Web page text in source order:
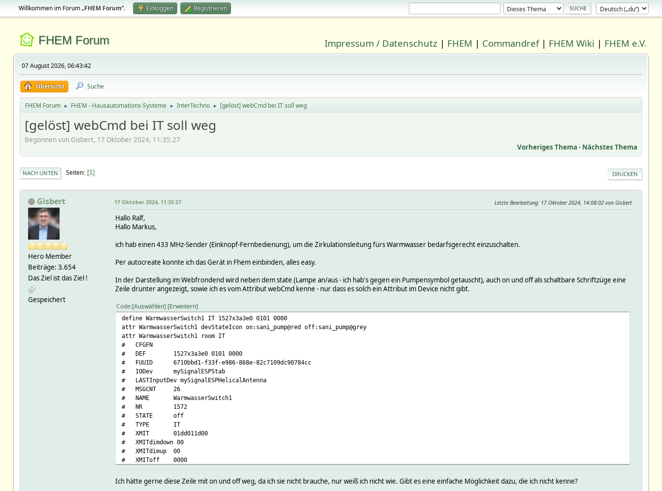
Willkommen im Forum „FHEM Forum“. Einloggen Registrieren
FHEM Forum Impressum / Datenschutz | FHEM | Commandref| FHEM Wiki | FHEM e.V.
07 August 2026, 06:43:42
Übersicht Suche
FHEM Forum ► FHEM - Hausautomations-Systeme ► InterTechno ► [gelöst] webCmd bei IT soll weg
[gelöst] webCmd bei IT soll weg
Begonnen von Gisbert, 17 Oktober 2024, 11:35:27
Vorheriges Thema - Nächstes Thema
DRUCKEN
NACH UNTEN Seiten 1
Gisbert
Hero Member
Beiträge: 3.654
Das Ziel ist das Ziel !
Gespeichert
17 Oktober 2024, 11:35:27 Letzte Bearbeitung: 17 Oktober 2024, 14:08:02 von Gisbert
Hallo Ralf,
Hallo Markus,
ich hab einen 433 MHz-Sender (Einknopf-Fernbedienung), um die Zirkulationsleitung fürs Warmwasser bedarfsgerecht einzuschalten.
Per autocreate konnte ich das Gerät in Fhem einbinden, alles easy.
In der Darstellung im Webfrondend wird neben dem state (Lampe an/aus - ich hab's gegen ein Pumpensymbol getauscht), auch on und off als schaltbare Schriftzüge eine
Zeile drunter angezeigt, sowie ich es vom Attribut webCmd kenne - nur dass es solch ein Attribut im Device nicht gibt.
Code Auswählen Erweitern
define WarmwasserSwitch1 IT 1527x3a3e0 0101 0000
attr WarmwasserSwitch1 devStateIcon on:sani_pump@red off:sani_pump@grey
attr WarmwasserSwitch1 room IT
# CFGFN
# DEF 1527x3a3e0 0101 0000
# FUUID 6710bbd1-f33f-e986-868e-82c7109dc90784cc
# IODev mySignalESPStab
# LASTInputDev mySignalESPHelicalAntenna
# MSGCNT 26
# NAME WarmwasserSwitch1
# NR 1572
# STATE off
# TYPE IT
# XMIT 01dd011d00
# XMITdimdown 00
# XMITdimup 00
# XMIToff 0000
# eventCount 34
# mySIGNALduino_DMSG i3A3E00
Ich hätte gerne diese Zeile mit on und off weg, da ich sie nicht brauche, nur weiß ich nicht wie. Gibt es eine einfache Möglichkeit dazu, die ich nicht kenne?